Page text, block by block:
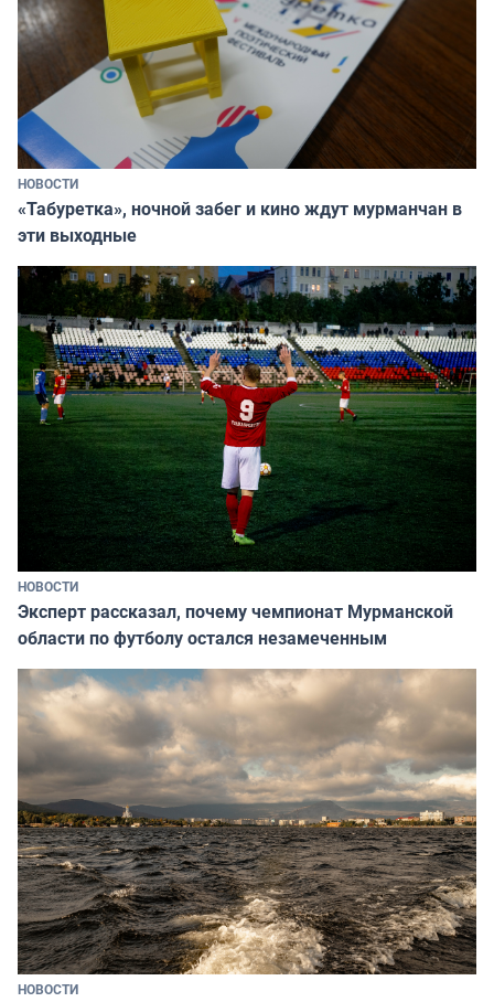
НОВОСТИ
«Табуретка», ночной забег и кино ждут мурманчан в
эти выходные
НОВОСТИ
Эксперт рассказал, почему чемпионат Мурманской
области по футболу остался незамеченным
НОВОСТИ